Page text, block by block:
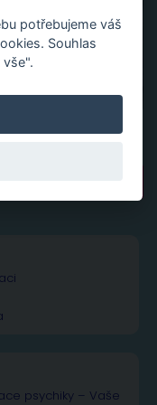
psychiky – Vaše
potřebujeme váš
Souhlas